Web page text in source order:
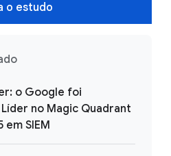
o estudo
o Google foi
no Magic Quadrant
SIEM